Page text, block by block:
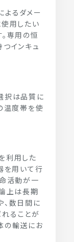
るダメー
用したい
専用の恒
インキュ
択は品質に
温度帯を使
利用した
を用いて行
活動が一
上は長期
数日間に
ることが
の輸送にお